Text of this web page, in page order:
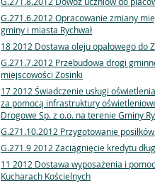
G.271.6.2012 Opracowanie zmiany
gminy i miasta Rychwał
18 2012 Dostawa oleju opałowego do
G.271.7.2012 Przebudowa drogi
miejscowości Zosinki
17 2012 Świadczenie usługi
za pomocą infrastruktury
Drogowe Sp. z o.o. na terenie Gminy
G.271.10.2012 Przygotowanie
G.271.9 2012 Zaciągnięcie kredytu
11 2012 Dostawa wyposażenia i
Kucharach Kościelnych